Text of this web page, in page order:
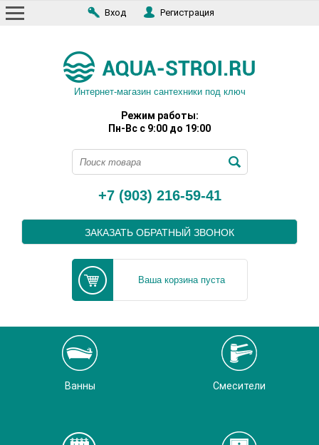
Вход Регистрация
Интернет-магазин сантехники под ключ
Режим работы:
Пн-Вс с 9:00 до 19:00
+7 (903) 216-59-41
ЗАКАЗАТЬ ОБРАТНЫЙ ЗВОНОК
Ваша корзина пуста
Ванны Смесители